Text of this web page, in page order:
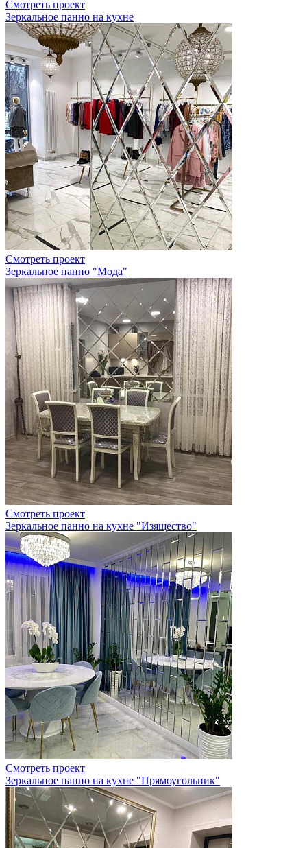
Смотреть проект
Зеркальное панно на кухне
Смотреть проект
Зеркальное панно "Мода"
Смотреть проект
Зеркальное панно на кухне "Изящество"
Смотреть проект
Зеркальное панно на кухне "Прямоугольник"